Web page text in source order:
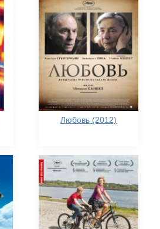
Любовь (2012)